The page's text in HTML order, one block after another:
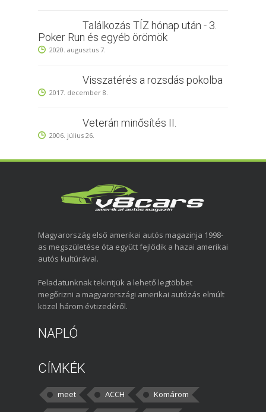
Találkozás TÍZ hónap után - 3.
Poker Run és egyéb örömök
2020. augusztus 7.
Visszatérés a rozsdás pokolba
2017. december 8.
Veterán minősítés II.
2006. július 26.
Magyarország első amerikai autós magazinja 1998-
as megszületése óta együtt fejlődik a hazai amerikai
autós kultúrával.
Feladatunknak tekintjük a lehető legtöbbet
megőrizni a magyarországi amerikai autózás elmúlt
közel három évtizedéről.
NAPLÓ
CÍMKÉK
meet ACCH
Komárom